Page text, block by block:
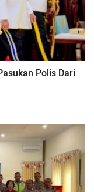
Polis Dari